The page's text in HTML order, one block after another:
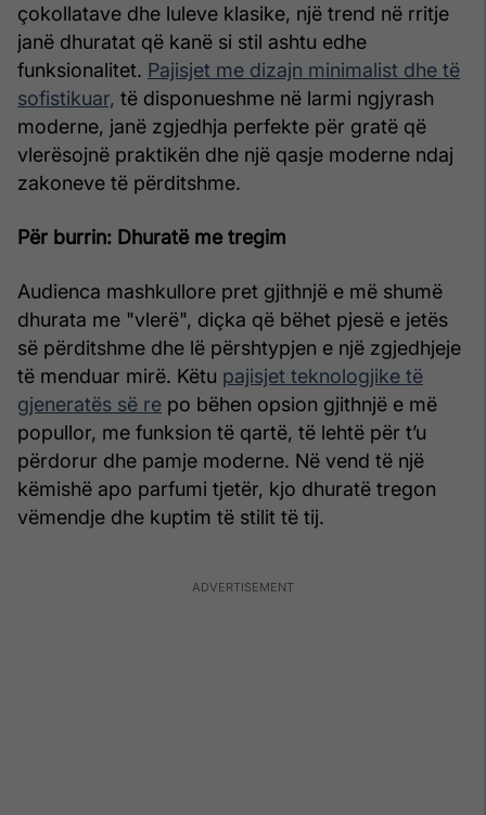
çokollatave dhe luleve klasike, një trend në rritje
janë dhuratat që kanë si stil ashtu edhe
funksionalitet. Pajisjet me dizajn minimalist dhe të
sofistikuar, të disponueshme në larmi ngjyrash
moderne, janë zgjedhja perfekte për gratë që
vlerësojnë praktikën dhe një qasje moderne ndaj
zakoneve të përditshme.
Për burrin: Dhuratë me tregim
Audienca mashkullore pret gjithnjë e më shumë
dhurata me "vlerë", diçka që bëhet pjesë e jetës
së përditshme dhe lë përshtypjen e një zgjedhjeje
të menduar mirë. Këtu pajisjet teknologjike të
gjeneratës së re po bëhen opsion gjithnjë e më
popullor, me funksion të qartë, të lehtë për t’u
përdorur dhe pamje moderne. Në vend të një
këmishë apo parfumi tjetër, kjo dhuratë tregon
vëmendje dhe kuptim të stilit të tij.